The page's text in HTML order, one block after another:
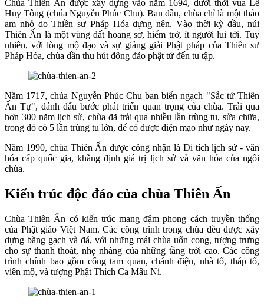
Chùa Thiên Ấn được xây dựng vào năm 1694, dưới thời vua Lê
Huy Tông (chúa Nguyễn Phúc Chu). Ban đầu, chùa chỉ là một thảo
am nhỏ do Thiền sư Pháp Hóa dựng nên. Vào thời kỳ đầu, núi
Thiên Ấn là một vùng đất hoang sơ, hiểm trở, ít người lui tới. Tuy
nhiên, với lòng mộ đạo và sự giảng giải Phật pháp của Thiền sư
Pháp Hóa, chùa dần thu hút đông đảo phật tử đến tu tập.
Năm 1717, chúa Nguyễn Phúc Chu ban biển ngạch "Sắc tứ Thiên
Ấn Tự", đánh dấu bước phát triển quan trọng của chùa. Trải qua
hơn 300 năm lịch sử, chùa đã trải qua nhiều lần trùng tu, sửa chữa,
trong đó có 5 lần trùng tu lớn, để có được diện mạo như ngày nay.
Năm 1990, chùa Thiên Ấn được công nhận là Di tích lịch sử - văn
hóa cấp quốc gia, khẳng định giá trị lịch sử và văn hóa của ngôi
chùa.
Kiến trúc độc đáo của chùa Thiên Ấn
Chùa Thiên Ấn có kiến trúc mang đậm phong cách truyền thống
của Phật giáo Việt Nam. Các công trình trong chùa đều được xây
dựng bằng gạch và đá, với những mái chùa uốn cong, tượng trưng
cho sự thanh thoát, nhẹ nhàng của những tầng trời cao. Các công
trình chính bao gồm cổng tam quan, chánh điện, nhà tổ, tháp tổ,
viên mộ, và tượng Phật Thích Ca Mâu Ni.